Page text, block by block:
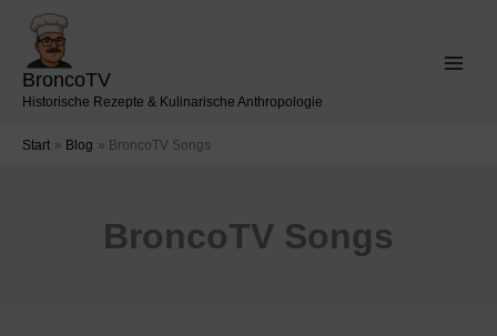
Inhalt
springen
BroncoTV
Historische Rezepte & Kulinarische Anthropologie
Start Blog BroncoTV Songs
BroncoTV Songs